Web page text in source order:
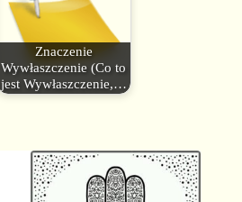
Znaczenie
Wywłaszczenie (Co to
jest Wywłaszczenie,…